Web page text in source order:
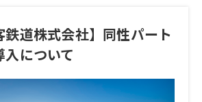
鉄道株式会社】同性パート
について